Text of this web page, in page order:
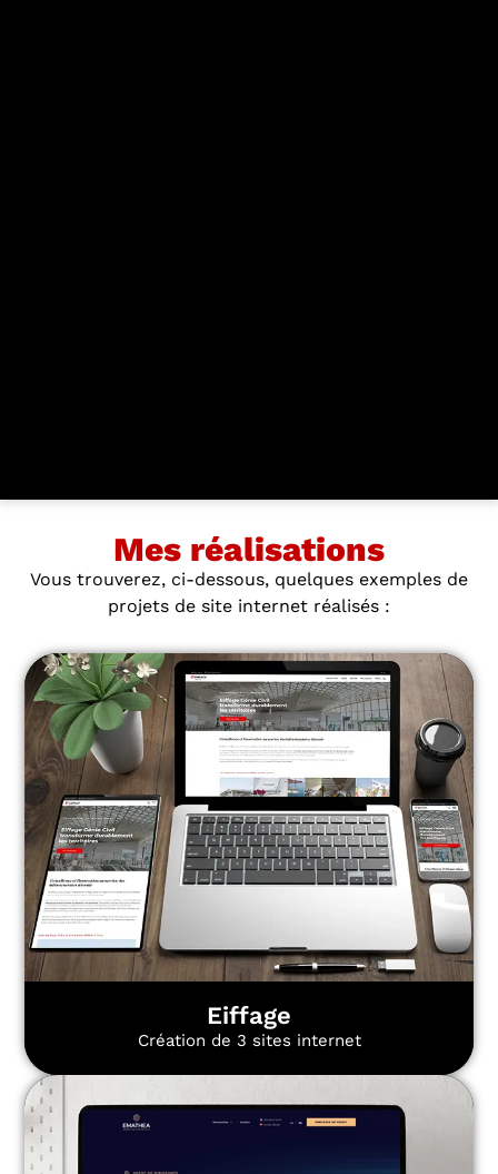
Mes réalisations
Vous trouverez, ci-dessous, quelques exemples de
projets de site internet réalisés :
Eiffage
Création de 3 sites internet